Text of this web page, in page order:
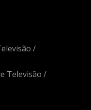
/
Televisão /